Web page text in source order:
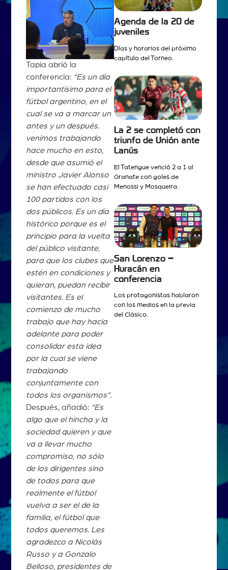
Tapia abrió la
conferencia: “Es un día
importantísimo para el
fútbol argentino, en el
cual se va a marcar un
antes y un después.
venimos trabajando
hace mucho en esto,
desde que asumió el
ministro Javier Alonso
se han efectuado casi
100 partidos con los
dos públicos. Es un día
histórico porque es el
principio para la vuelta
del público visitante,
para que los clubes que
estén en condiciones y
quieran, puedan recibir
visitantes. Es el
comienzo de mucho
trabajo que hay hacia
adelante para poder
consolidar esta idea
por la cual se viene
trabajando
conjuntamente con
todos los organismos”.
Después, añadió: “Es
algo que el hincha y la
sociedad quieren y que
va a llevar mucho
compromiso, no sólo
de los dirigentes sino
de todos para que
realmente el fútbol
vuelva a ser el de la
familia, el fútbol que
todos queremos. Les
agradezco a Nicolás
Russo y a Gonzalo
Belloso, presidentes de
Agenda de la 20 de
juveniles
Días y horarios del próximo
capítulo del Torneo.
La 2 se completó con
triunfo de Unión ante
Lanús
El Tatengue venció 2 a 1 al
Granate con goles de
Menossi y Mosqueira.
San Lorenzo –
Huracán en
conferencia
Los protagonistas hablaron
con los medios en la previa
del Clásico.